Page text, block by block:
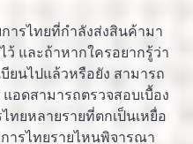
ารไทยที่กำลังส่งสินค้ามา
ว้ และถ้าหากใครอยากรู้ว่า
ยนไปแล้วหรือยัง สามารถ
อดสามารถตรวจสอบเบื้อง
ทยหลายรายที่ตกเป็นเหยื่อ
ารไทยรายไหนพิจารณา